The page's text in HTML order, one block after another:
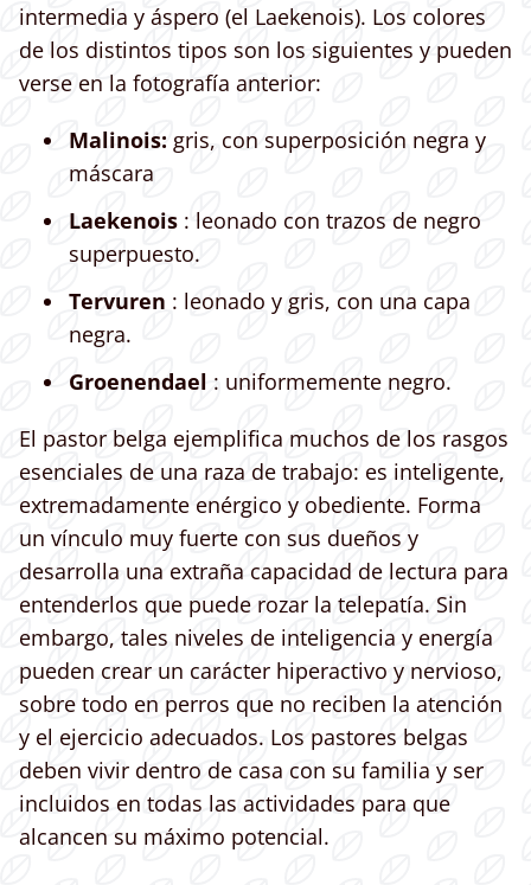
intermedia y áspero (el Laekenois). Los colores
de los distintos tipos son los siguientes y pueden
verse en la fotografía anterior:
Malinois: gris, con superposición negra y
máscara
Laekenois : leonado con trazos de negro
superpuesto.
Tervuren : leonado y gris, con una capa
negra.
Groenendael : uniformemente negro.
El pastor belga ejemplifica muchos de los rasgos
esenciales de una raza de trabajo: es inteligente,
extremadamente enérgico y obediente. Forma
un vínculo muy fuerte con sus dueños y
desarrolla una extraña capacidad de lectura para
entenderlos que puede rozar la telepatía. Sin
embargo, tales niveles de inteligencia y energía
pueden crear un carácter hiperactivo y nervioso,
sobre todo en perros que no reciben la atención
y el ejercicio adecuados. Los pastores belgas
deben vivir dentro de casa con su familia y ser
incluidos en todas las actividades para que
alcancen su máximo potencial.